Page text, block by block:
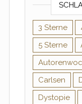
3 Sterne
5 Sterne
Carlsen
Dystopie